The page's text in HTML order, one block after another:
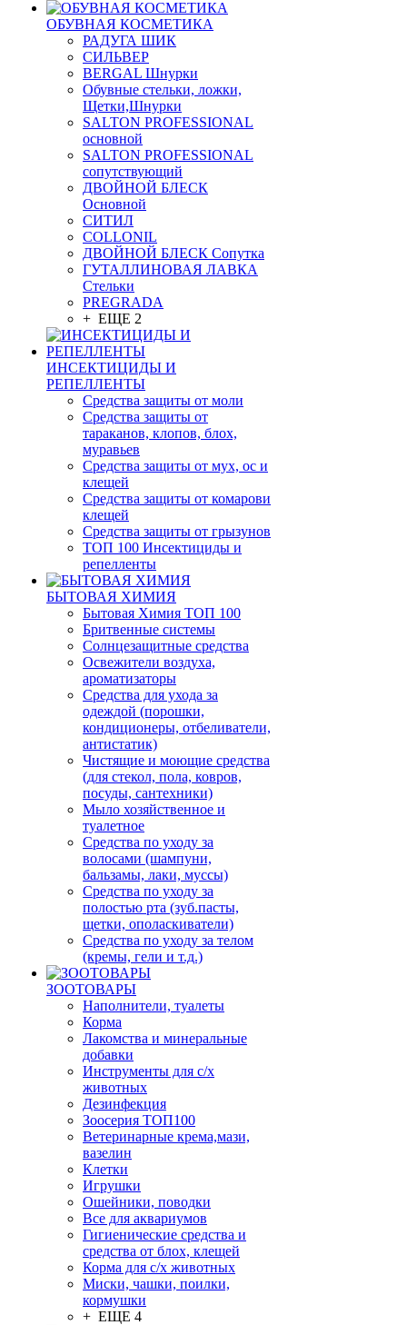
ОБУВНАЯ КОСМЕТИКА
РАДУГА ШИК
СИЛЬВЕР
BERGAL Шнурки
Обувные стельки, ложки,
Щетки,Шнурки
SALTON PROFESSIONAL
основной
SALTON PROFESSIONAL
сопутствующий
ДВОЙНОЙ БЛЕСК
Основной
СИТИЛ
COLLONIL
ДВОЙНОЙ БЛЕСК Сопутка
ГУТАЛЛИНОВАЯ ЛАВКА
Стельки
PREGRADA
+ ЕЩЕ 2
ИНСЕКТИЦИДЫ И
РЕПЕЛЛЕНТЫ
Средства защиты от моли
Средства защиты от
тараканов, клопов, блох,
муравьев
Средства защиты от мух, ос и
клещей
Средства защиты от комарови
клещей
Средства защиты от грызунов
ТОП 100 Инсектициды и
репелленты
БЫТОВАЯ ХИМИЯ
Бытовая Химия ТОП 100
Бритвенные системы
Солнцезащитные средства
Освежители воздуха,
ароматизаторы
Средства для ухода за
одеждой (порошки,
кондиционеры, отбеливатели,
антистатик)
Чистящие и моющие средства
(для стекол, пола, ковров,
посуды, сантехники)
Мыло хозяйственное и
туалетное
Средства по уходу за
волосами (шампуни,
бальзамы, лаки, муссы)
Средства по уходу за
полостью рта (зуб.пасты,
щетки, ополаскиватели)
Средства по уходу за телом
(кремы, гели и т.д.)
ЗООТОВАРЫ
Наполнители, туалеты
Корма
Лакомства и минеральные
добавки
Инструменты для с/х
животных
Дезинфекция
Зоосерия ТОП100
Ветеринарные крема,мази,
вазелин
Клетки
Игрушки
Ошейники, поводки
Все для аквариумов
Гигиенические средства и
средства от блох, клещей
Корма для с/х животных
Миски, чашки, поилки,
кормушки
+ ЕЩЕ 4